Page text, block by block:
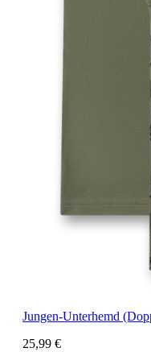
Jungen-Unterhemd
25,99 €